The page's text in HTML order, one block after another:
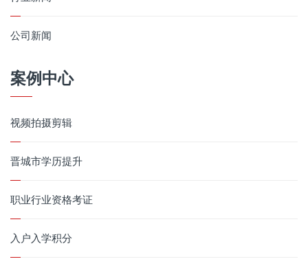
公司新闻
案例中心
视频拍摄剪辑
晋城市学历提升
职业行业资格考证
入户入学积分